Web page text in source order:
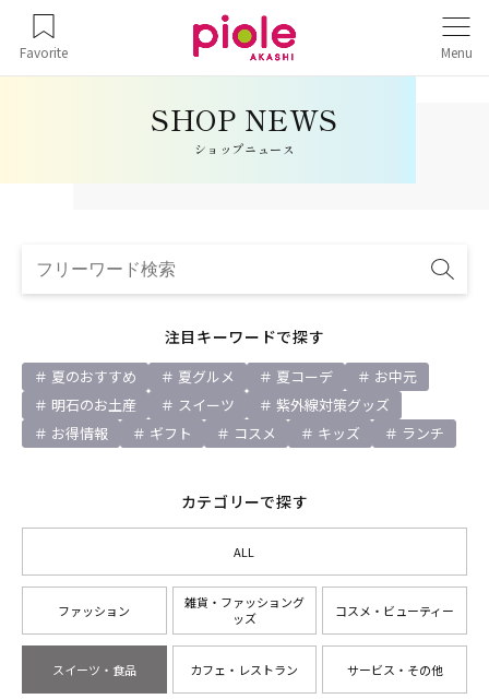
Favorite Menu
ショップニュース
注目キーワードで探す
夏のおすすめ 夏グルメ 夏コーデ
お中元
明石のお土産
スイーツ
紫外線対策グッズ
お得情報
ギフト コスメ キッズ ランチ
カテゴリーで探す
ALL
ファッション
雑貨・ファッショング
ッズ
コスメ・ビューティー
スイーツ・食品 カフェ・レストラン サービス・その他